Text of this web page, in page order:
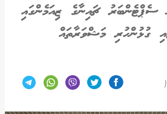
ސެޕްޓެންބަރު ޗައިނާގެ ޒިއަމެންގައި
ގުޅުންހުރި މަޝްވަރާތައް